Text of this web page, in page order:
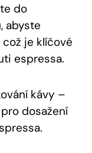
do
abyste
je klíčové
espressa.
kávy –
dosažení